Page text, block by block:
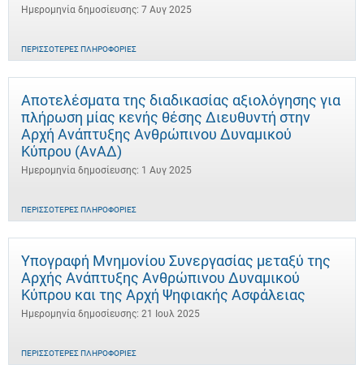
Ημερομηνία δημοσίευσης: 7 Αυγ 2025
ΠΕΡΙΣΣΌΤΕΡΕΣ ΠΛΗΡΟΦΟΡΊΕΣ
Αποτελέσματα της διαδικασίας αξιολόγησης για
πλήρωση μίας κενής θέσης Διευθυντή στην
Αρχή Ανάπτυξης Ανθρώπινου Δυναμικού
Κύπρου (ΑνΑΔ)
Ημερομηνία δημοσίευσης: 1 Αυγ 2025
ΠΕΡΙΣΣΌΤΕΡΕΣ ΠΛΗΡΟΦΟΡΊΕΣ
Υπογραφή Μνημονίου Συνεργασίας μεταξύ της
Αρχής Ανάπτυξης Ανθρώπινου Δυναμικού
Κύπρου και της Αρχή Ψηφιακής Ασφάλειας
Ημερομηνία δημοσίευσης: 21 Ιουλ 2025
ΠΕΡΙΣΣΌΤΕΡΕΣ ΠΛΗΡΟΦΟΡΊΕΣ